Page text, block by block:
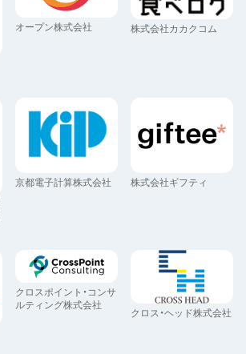
オープン株式会社 株式会社カカクコム
京都電子計算株式会社 株式会社ギフティ
クロスポイント・コンサ
ルティング株式会社
クロス・ヘッド株式会社